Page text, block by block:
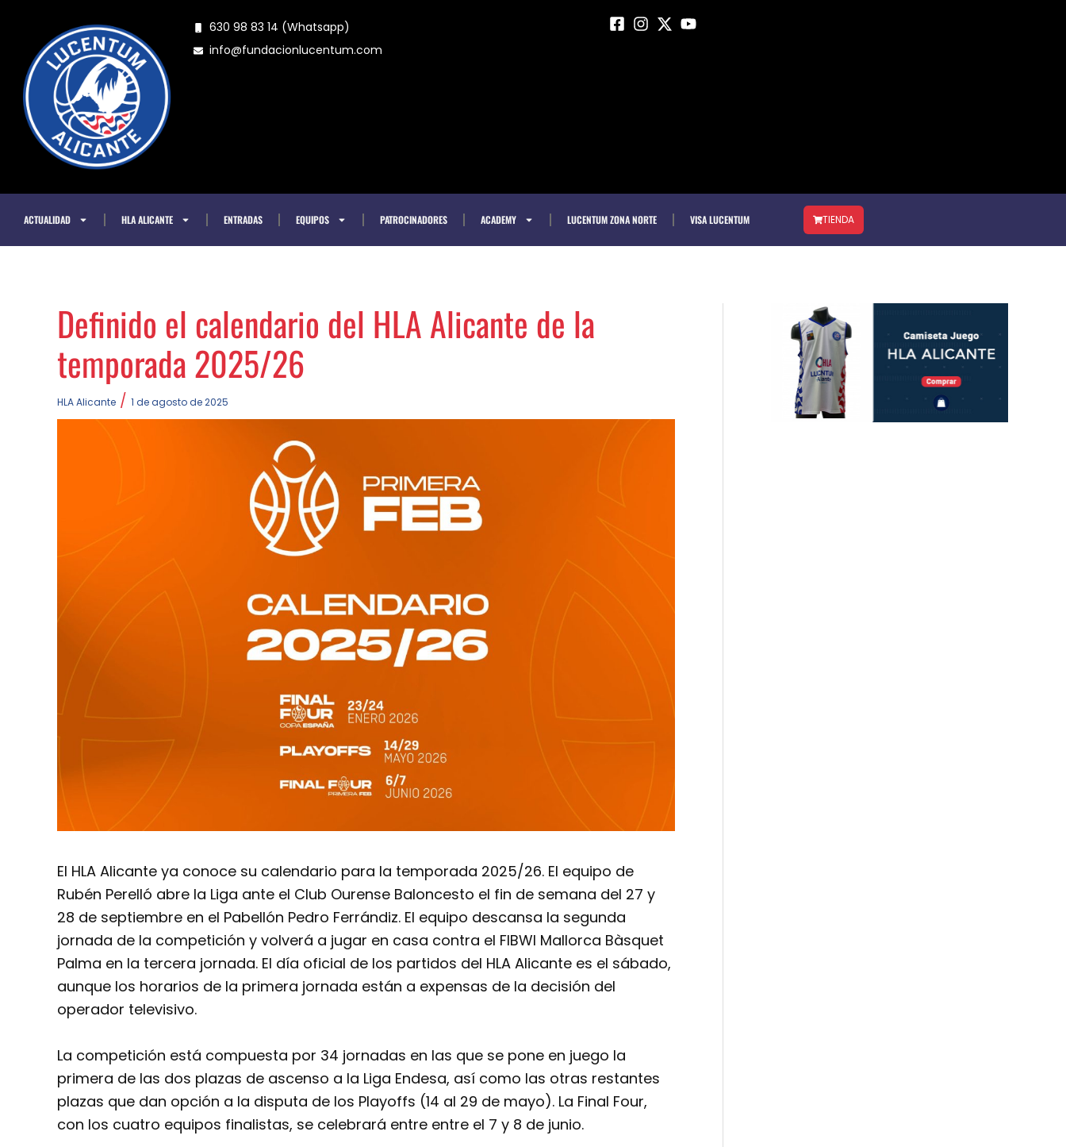
contenido
630 98 83 14 (Whatsapp)
info@fundacionlucentum.com
ACTUALIDAD HLA ALICANTE ENTRADAS EQUIPOS PATROCINADORES ACADEMY LUCENTUM ZONA NORTE VISA LUCENTUM TIENDA
Definido el calendario del HLA Alicante de la
temporada 2025/26
HLA Alicante / 1 de agosto de 2025
El HLA Alicante ya conoce su calendario para la temporada 2025/26. El equipo de
Rubén Perelló abre la Liga ante el Club Ourense Baloncesto el fin de semana del 27 y
28 de septiembre en el Pabellón Pedro Ferrándiz. El equipo descansa la segunda
jornada de la competición y volverá a jugar en casa contra el FIBWI Mallorca Bàsquet
Palma en la tercera jornada. El día oficial de los partidos del HLA Alicante es el sábado,
aunque los horarios de la primera jornada están a expensas de la decisión del
operador televisivo.
La competición está compuesta por 34 jornadas en las que se pone en juego la
primera de las dos plazas de ascenso a la Liga Endesa, así como las otras restantes
plazas que dan opción a la disputa de los Playoffs (14 al 29 de mayo). La Final Four,
con los cuatro equipos finalistas, se celebrará entre entre el 7 y 8 de junio.